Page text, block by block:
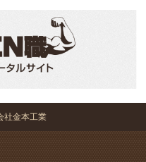
社金本工業